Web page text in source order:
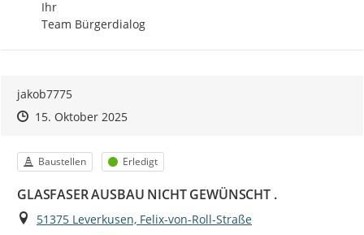
Ihr
Team Bürgerdialog
jakob7775
Zeitpunkt des Erstellens
Zeitpunkt des Erstellens
15. Oktober 2025Zur Äußerung
Kategorie
Baustellen Status
Erledigt
GLASFASER AUSBAU NICHT GEWÜNSCHT .
Ort
51375 Leverkusen, Felix-von-Roll-Straße